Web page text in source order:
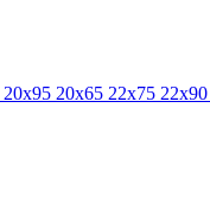
20x95 20х65 22х75 22х90